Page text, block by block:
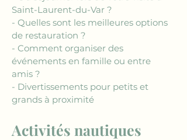
Saint-Laurent-du-Var ?
- Quelles sont les meilleures options
de restauration ?
- Comment organiser des
événements en famille ou entre
amis ?
- Divertissements pour petits et
grands à proximité
Activités nautiques